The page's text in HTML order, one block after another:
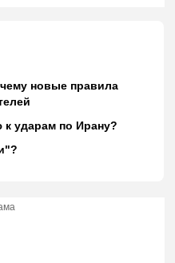
новые правила
ударам по Ирану?